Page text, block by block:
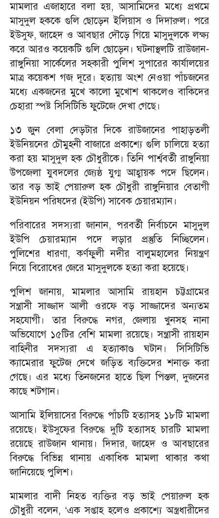
মামলার এজাহারে বলা হয়, আসামিদের মধ্যে প্রথমে
মাসুদুল হককে গুলি ছোড়েন ইলিয়াস ও দিদারুল। পরে
ইউসুফ, জাহেদ ও আবছার দৌড়ে গিয়ে মাসুদুলকে লক্ষ্য
করে আরও কয়েকটি গুলি ছোড়েন। ঘটনাস্থলটি রাউজান-
রাঙ্গুনিয়া সার্কেলের সহকারী পুলিশ সুপারের কার্যালয়ের
মাত্র কয়েকশ গজ দূরে। হত্যায় অংশ নেওয়া পাঁচজনের
মধ্যে একজনের মুখে কালো মুখোশ থাকলেও বাকিদের
চেহারা স্পষ্ট সিসিটিভি ফুটেজে দেখা গেছে।
১৩ জুন বেলা দেড়টার দিকে রাউজানের পাহাড়তলী
ইউনিয়নের চৌমুহনী বাজারে প্রকাশ্যে গুলি চালিয়ে হত্যা
করা হয় মাসুদুল হক চৌধুরীকে। তিনি পার্শ্ববর্তী রাঙ্গুনিয়া
উপজেলা যুবদলের জ্যেষ্ঠ যুগ্ম আহ্বায়ক পদে ছিলেন।
তার বড় ভাই পেয়ারুল হক চৌধুরী রাঙ্গুনিয়ার বেতাগী
ইউনিয়ন পরিষদের (ইউপি) সাবেক চেয়ারম্যান।
পরিবারের সদস্যরা জানান, পরবর্তী নির্বাচনে মাসুদুল
ইউপি চেয়ারম্যান পদে লড়ার প্রস্তুতি নিচ্ছিলেন।
পুলিশের ধারণা, কর্ণফুলী নদীর বালুমহালের নিয়ন্ত্রণ
নিয়ে বিরোধের জেরে মাসুদুলকে হত্যা করা হয়েছে।
পুলিশ জানায়, মামলার আসামি রায়হান চট্টগ্রামের
সন্ত্রাসী সাজ্জাদ আলী ওরফে বড় সাজ্জাদের অন্যতম
সহযোগী। তার বিরুদ্ধে নগর, জেলায় খুনসহ নানা
অভিযোগে ১৫টির বেশি মামলা রয়েছে। সন্ত্রাসী রায়হান
বাহিনীর সদস্যরা এ হত্যাকাণ্ড ঘটান। সিসিটিভি
ক্যামেরার ফুটেজ দেখে জড়িত ব্যক্তিদের শনাক্ত করা
গেছে। এর মধ্যে তিনজনের হাতে ছিল পিস্তল, দুজনের
কাছে শটগান।
আসামি ইলিয়াসের বিরুদ্ধে পাঁচটি হত্যাসহ ১৮টি মামলা
রয়েছে। ইউসুফের বিরুদ্ধে দুটি হত্যাসহ চারটি মামলা
রয়েছে রাউজান থানায়। দিদার, জাহেদ ও আবছারের
বিরুদ্ধে বিভিন্ন থানায় একাধিক মামলা থাকার কথা
জানিয়েছে পুলিশ।
মামলার বাদী নিহত ব্যক্তির বড় ভাই পেয়ারুল হক
চৌধুরী বলেন, ‘এক সপ্তাহ হলেও প্রকাশ্যে অস্ত্রধারীদের